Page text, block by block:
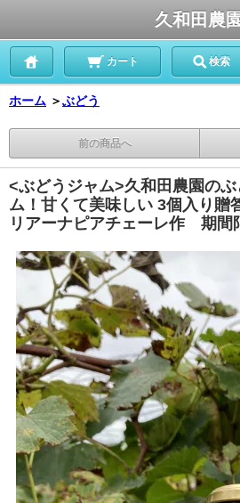
久和田農園
カート 検索
ホーム ＞ぶどう
前の商品へ
<ぶどうジャム>久和田農園の
ム！甘くて美味しい 3個入り
リアーナピアチェーレ作 期間